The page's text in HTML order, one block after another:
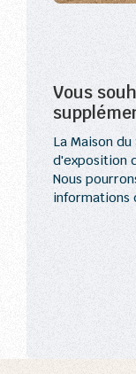
Vous
La Maison
d'exposition
Nous
informations